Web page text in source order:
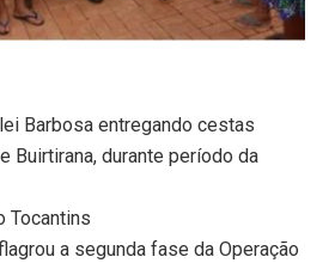
Barbosa entregando cestas
Buirtirana, durante período da
Tocantins
a segunda fase da Operação